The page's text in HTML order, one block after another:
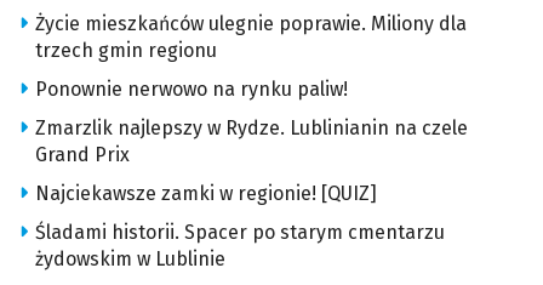
Życie mieszkańców ulegnie poprawie. Miliony dla
trzech gmin regionu
Ponownie nerwowo na rynku paliw!
Zmarzlik najlepszy w Rydze. Lublinianin na czele
Grand Prix
Najciekawsze zamki w regionie! [QUIZ]
Śladami historii. Spacer po starym cmentarzu
żydowskim w Lublinie